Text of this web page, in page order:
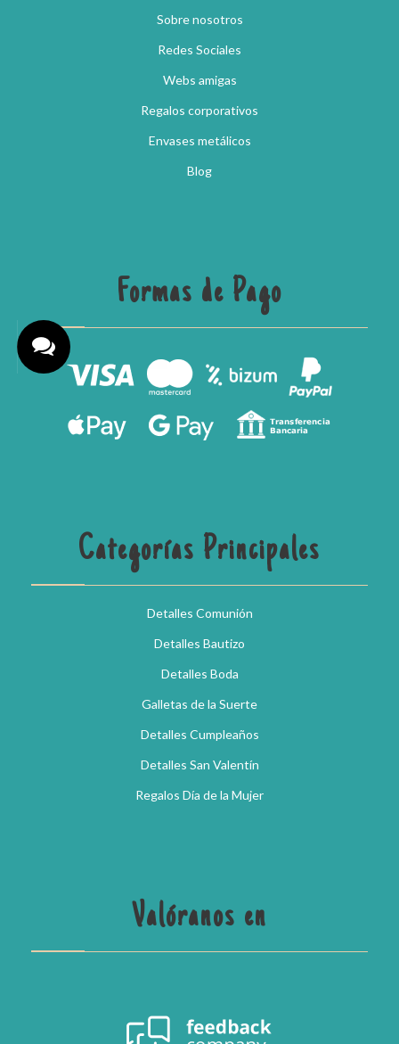
Sobre nosotros
Redes Sociales
Webs amigas
Regalos corporativos
Envases metálicos
Blog
Formas de Pago
Categorías Principales
Detalles Comunión
Detalles Bautizo
Detalles Boda
Galletas de la Suerte
Detalles Cumpleaños
Detalles San Valentín
Regalos Día de la Mujer
Valóranos en